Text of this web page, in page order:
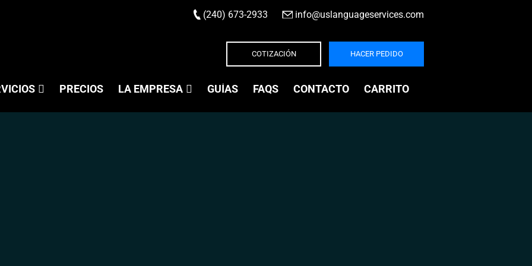
(240) 673-2933 info@uslanguageservices.com
COTIZACIÓN HACER PEDIDO
PRECIOS LA EMPRESA GUÍAS FAQS CONTACTO CARRITO